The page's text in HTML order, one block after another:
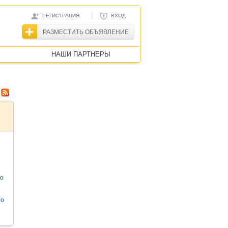
РЕГИСТРАЦИЯ | ВХОД
РАЗМЕСТИТЬ ОБЪЯВЛЕНИЕ
НАШИ ПАРТНЕРЫ